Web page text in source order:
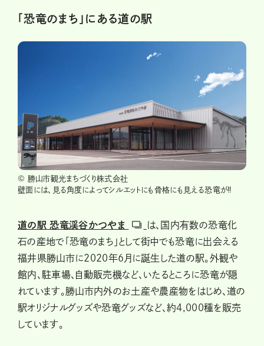
「恐竜のまち」にある道の駅
© 勝山市観光まちづくり株式会社
壁面には、見る角度によってシルエットにも骨格にも見える恐竜が‼
道の駅 恐竜渓谷かつやま
は、国内有数の恐竜化
石の産地で「恐竜のまち」として街中でも恐竜に出会える
福井県勝山市に2020年6月に誕生した道の駅。外観や
館内、駐車場、自動販売機など、いたるところに恐竜が隠
れています。勝山市内外のお土産や農産物をはじめ、道の
駅オリジナルグッズや恐竜グッズなど、約4,000種を販売
しています。